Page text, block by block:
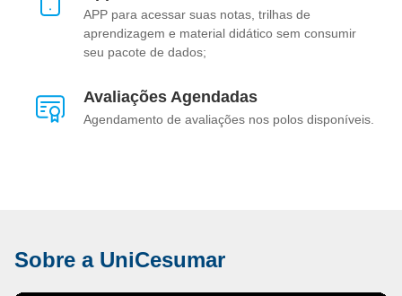
APP para acessar suas notas, trilhas de
aprendizagem e material didático sem consumir
seu pacote de dados;
Avaliações Agendadas
Agendamento de avaliações nos polos disponíveis.
Sobre a UniCesumar